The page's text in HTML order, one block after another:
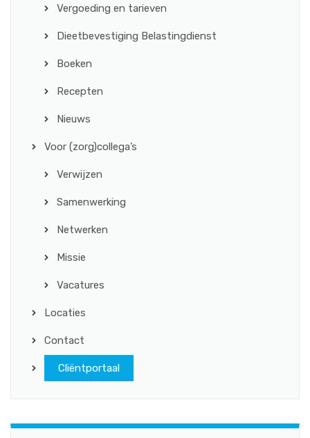
Vergoeding en tarieven
Dieetbevestiging Belastingdienst
Boeken
Recepten
Nieuws
Voor (zorg)collega’s
Verwijzen
Samenwerking
Netwerken
Missie
Vacatures
Locaties
Contact
Cliëntportaal